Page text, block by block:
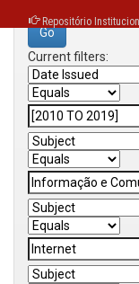
Repositório
Current filters: